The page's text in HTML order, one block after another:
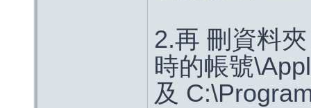
2.再 刪資料
時的帳號
及